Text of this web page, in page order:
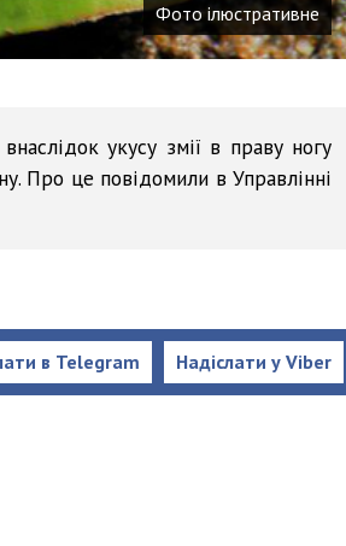
Фото ілюстративне
укусу змії в праву ногу
Про це повідомили в Управлінні
Надіслати у Viber
в Telegram